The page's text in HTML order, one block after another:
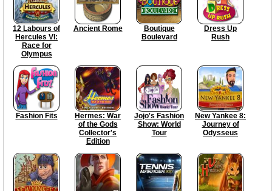
12 Labours of
Hercules VI:
Race for
Olympus
Ancient Rome
Boutique
Boulevard
Dress Up
Rush
Fashion Fits
Hermes: War
of the Gods
Collector's
Edition
Jojo's Fashion
Show: World
Tour
New Yankee 8:
Journey of
Odysseus